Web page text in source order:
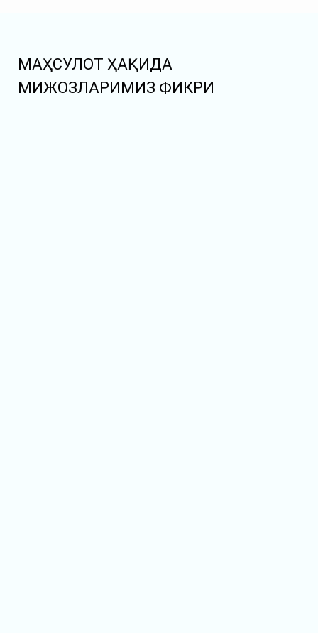
МАҲСУЛОТ ҲАҚИДА
МИЖОЗЛАРИМИЗ ФИКРИ